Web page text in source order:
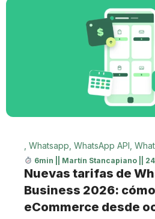
Whatsapp WhatsApp API
6min Martín Stancapiano
Nuevas tarifas de
Business 2026:
eCommerce desde